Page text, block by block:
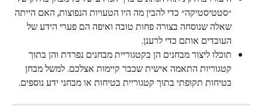
״סטטיסטיקה״ כדי להבין מה היו הטעויות הנפוצות, האם הייתה
שאלה שנוסחה בצורה פחות טובה ואיפה הם פערי הידע של
העובדים אותם כדי לרענן.
תוכלו ליצור מבחנים הן בקטגוריית מבחנים נפרדת והן בתוך
קטגוריות התאמה אישית שכבר קיימות אצלכם. למשל מבחן
בטיחות תקופתי בתוך קטגוריית בטיחות או מבחני ידע נוספים.